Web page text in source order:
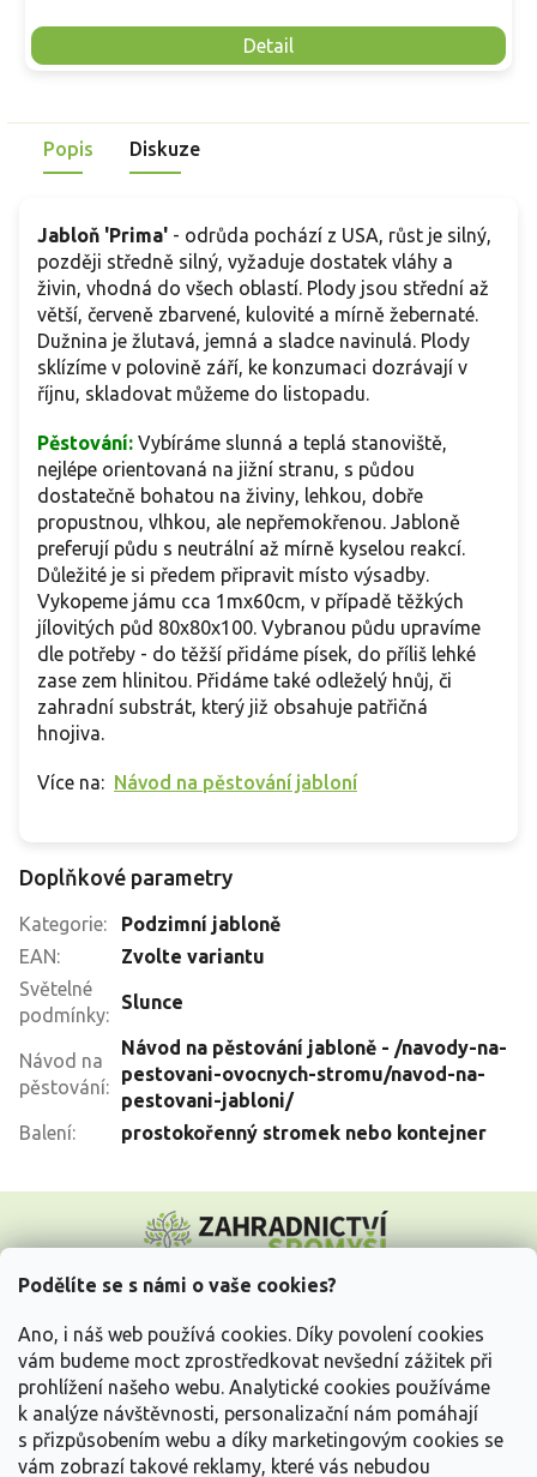
Podělíte se s námi o vaše cookies?
Ano, i náš web používá cookies. Díky povolení cookies
vám budeme moct zprostředkovat nevšední zážitek při
prohlížení našeho webu. Analytické cookies používáme
k analýze návštěvnosti, personalizační nám pomáhají
s přizpůsobením webu a díky marketingovým cookies se
vám zobrazí takové reklamy, které vás nebudou
Detail
Popis Diskuze
Jabloň 'Prima' - odrůda pochází z USA, růst je silný,
později středně silný, vyžaduje dostatek vláhy a
živin, vhodná do všech oblastí. Plody jsou střední až
větší, červeně zbarvené, kulovité a mírně žebernaté.
Dužnina je žlutavá, jemná a sladce navinulá. Plody
sklízíme v polovině září, ke konzumaci dozrávají v
říjnu, skladovat můžeme do listopadu.
Pěstování: Vybíráme slunná a teplá stanoviště,
nejlépe orientovaná na jižní stranu, s půdou
dostatečně bohatou na živiny, lehkou, dobře
propustnou, vlhkou, ale nepřemokřenou. Jabloně
preferují půdu s neutrální až mírně kyselou reakcí.
Důležité je si předem připravit místo výsadby.
Vykopeme jámu cca 1mx60cm, v případě těžkých
jílovitých půd 80x80x100. Vybranou půdu upravíme
dle potřeby - do těžší přidáme písek, do příliš lehké
zase zem hlinitou. Přidáme také odleželý hnůj, či
zahradní substrát, který již obsahuje patřičná
hnojiva.
Více na: Návod na pěstování jabloní
Doplňkové parametry
Kategorie:
Podzimní jabloně
EAN:
Zvolte variantu
Světelné
podmínky:
Slunce
Návod na
pěstování:
Návod na pěstování jabloně - /navody-na-
pestovani-ovocnych-stromu/navod-na-
pestovani-jabloni/
Balení: prostokořenný stromek nebo kontejner
p
Vše o nákupu
Informace pro Vás
Kontakujte nás